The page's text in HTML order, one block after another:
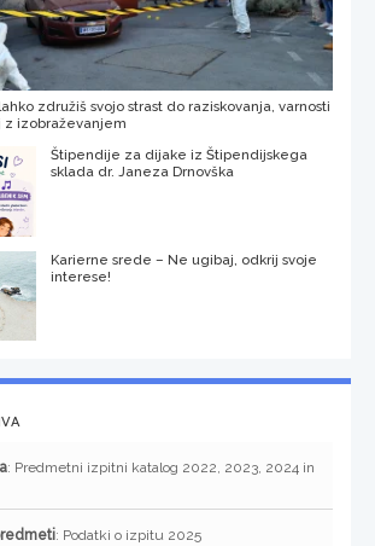
združiš svojo strast do raziskovanja, varnosti
z izobraževanjem
Štipendije za dijake iz Štipendijskega
sklada dr. Janeza Drnovška
Karierne srede – Ne ugibaj, odkrij svoje
interese!
: Predmetni izpitni katalog 2022, 2023, 2024 in
: Podatki o izpitu 2025